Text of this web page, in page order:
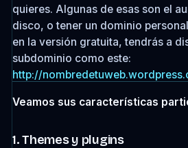
quieres. Algunas de esas son el
disco, o tener un dominio
en la versión gratuita, tendrás a
subdominio como este:
http://
Veamos sus características
1. Themes y plugins